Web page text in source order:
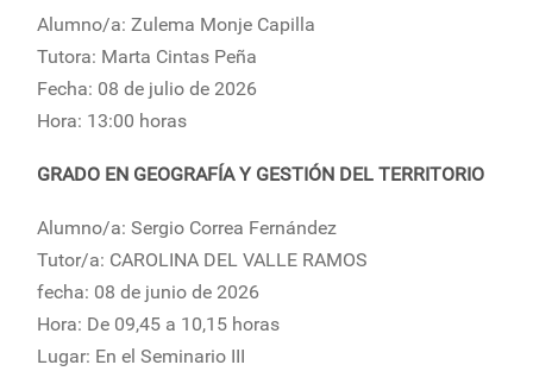
Alumno/a: Zulema Monje Capilla
Tutora: Marta Cintas Peña
Fecha: 08 de julio de 2026
Hora: 13:00 horas
GRADO EN GEOGRAFÍA Y GESTIÓN DEL TERRITORIO
Alumno/a: Sergio Correa Fernández
Tutor/a: CAROLINA DEL VALLE RAMOS
fecha: 08 de junio de 2026
Hora: De 09,45 a 10,15 horas
Lugar: En el Seminario III